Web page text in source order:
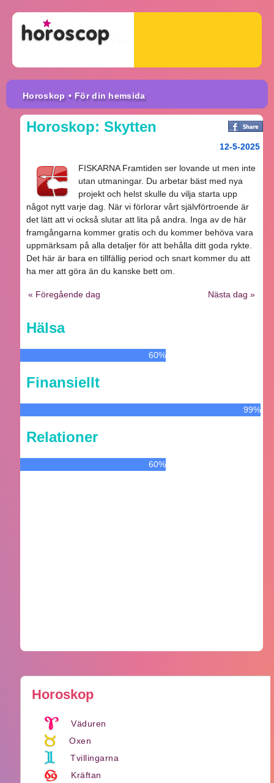
Horoskop • För din hemsida
Horoskop
Väduren
Oxen
Tvillingarna
Kräftan
Horoskop: Skytten
12-5-2025
FISKARNA Framtiden ser lovande ut men inte
utan utmaningar. Du arbetar bäst med nya
projekt och helst skulle du vilja starta upp
något nytt varje dag. När vi förlorar vårt självförtroende är
det lätt att vi också slutar att lita på andra. Inga av de här
framgångarna kommer gratis och du kommer behöva vara
uppmärksam på alla detaljer för att behålla ditt goda rykte.
Det här är bara en tillfällig period och snart kommer du att
ha mer att göra än du kanske bett om.
« Föregående dag Nästa dag »
Hälsa
60%
Finansiellt
99%
Relationer
60%